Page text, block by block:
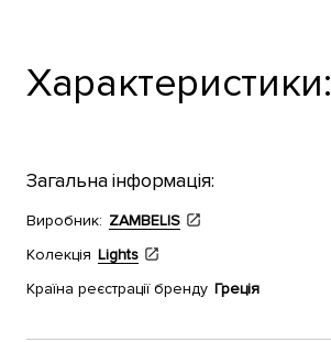
Характеристики:
Загальна інформація:
Виробник: ZAMBELIS
Колекція Lights
Країна реєстрації бренду Греція